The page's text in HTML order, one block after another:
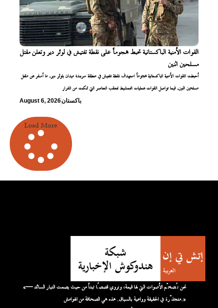
القوات الأمنية الباكستانية تحبط هجوماً على نقطة تفتيش في لوئر دير وتعلن مقتل
مسلحين اثنين
أحبطت القوات الأمنية الباكستانية هجوماً استهدف نقطة تفتيش في منطقة سربندة ميدان بلوئر دير، ما أسفر عن مقتل
مسلحين اثنين، فيما تواصل القوات عمليات التمشيط لتعقب العناصر التي تمكنت من الفرار
August 6, 2026باكستان
Load More
«نحن نُضخّم الأصوات التي لها قيمة، ونروي قصصًا تبدأ من حيث يصمت التيار السائد —
متجذّرة في الحقيقة وواعية بالسياق. هذه هي الصحافة من الهوامش.»